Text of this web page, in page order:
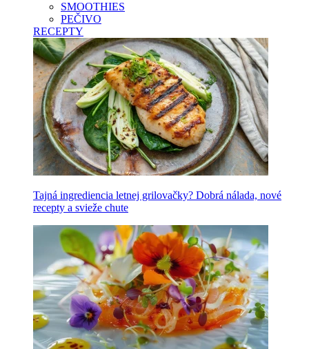
SMOOTHIES
PEČIVO
RECEPTY
Tajná ingrediencia letnej grilovačky? Dobrá nálada, nové
recepty a svieže chute